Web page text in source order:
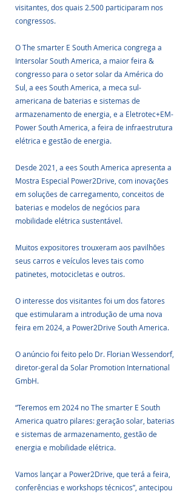
visitantes, dos quais 2.500 participaram nos
congressos.
O The smarter E South America congrega a
Intersolar South America, a maior feira &
congresso para o setor solar da América do
Sul, a ees South America, a meca sul-
americana de baterias e sistemas de
armazenamento de energia, e a Eletrotec+EM-
Power South America, a feira de infraestrutura
elétrica e gestão de energia.
Desde 2021, a ees South America apresenta a
Mostra Especial Power2Drive, com inovações
em soluções de carregamento, conceitos de
baterias e modelos de negócios para
mobilidade elétrica sustentável.
Muitos expositores trouxeram aos pavilhões
seus carros e veículos leves tais como
patinetes, motocicletas e outros.
O interesse dos visitantes foi um dos fatores
que estimularam a introdução de uma nova
feira em 2024, a Power2Drive South America.
O anúncio foi feito pelo Dr. Florian Wessendorf,
diretor-geral da Solar Promotion International
GmbH.
“Teremos em 2024 no The smarter E South
America quatro pilares: geração solar, baterias
e sistemas de armazenamento, gestão de
energia e mobilidade elétrica.
Vamos lançar a Power2Drive, que terá a feira,
conferências e workshops técnicos”, antecipou